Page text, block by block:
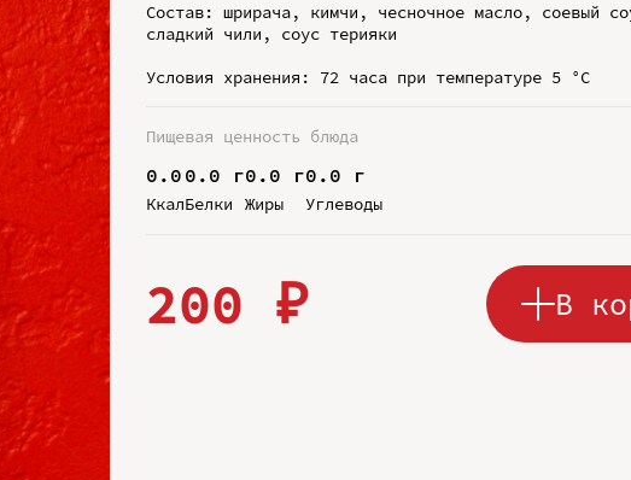
Состав: шрирача, кимчи, чесночное масло, соевый
сладкий чили, соус терияки
Условия хранения: 72 часа при температуре 5 °C
Пищевая ценность блюда
0.0
Ккал
0.0 г
Белки
0.0 г
Жиры
0.0 г
Углеводы
200 ₽ В